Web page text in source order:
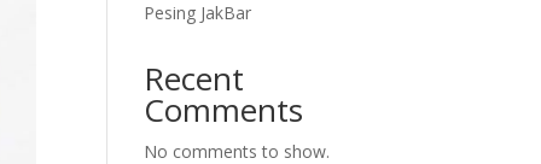
Pesing JakBar
Recent
Comments
No comments to show.